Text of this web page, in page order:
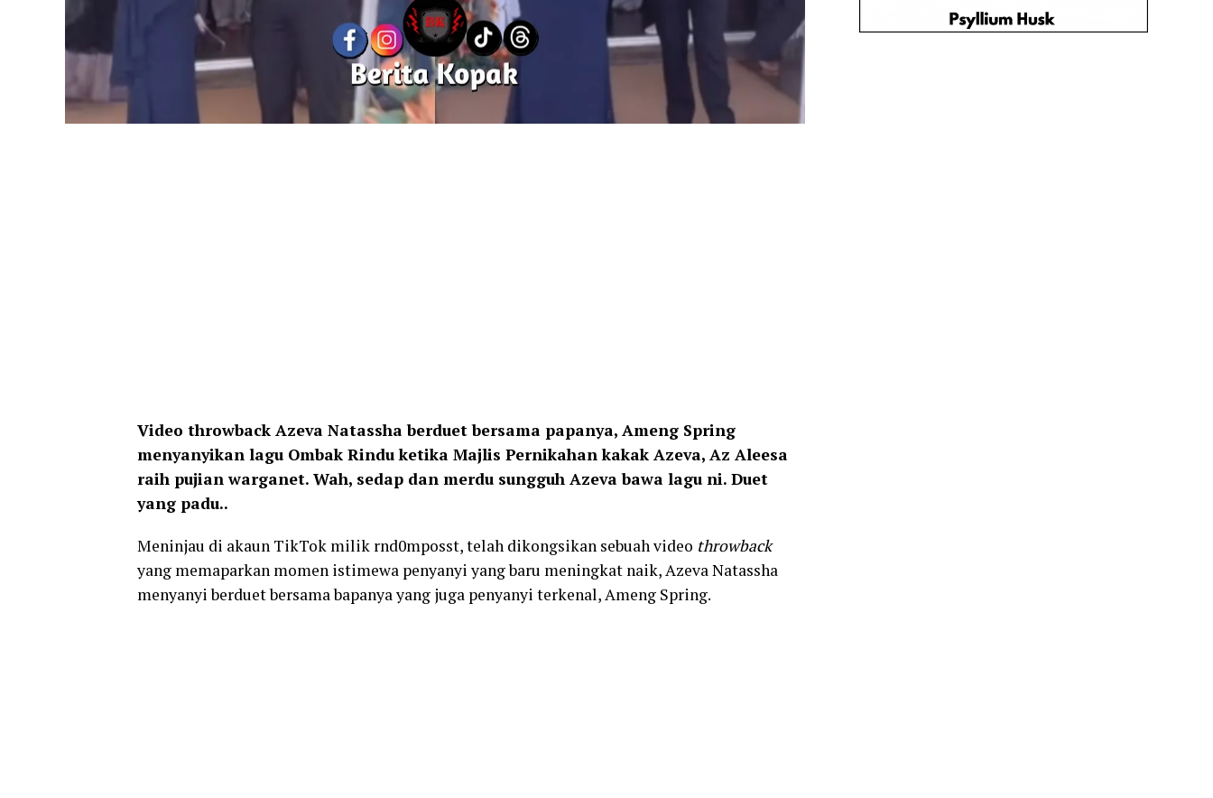
Video throwback Azeva Natassha berduet bersama papanya, Ameng Spring
menyanyikan lagu Ombak Rindu ketika Majlis Pernikahan kakak Azeva, Az Aleesa
raih pujian warganet. Wah, sedap dan merdu sungguh Azeva bawa lagu ni. Duet
yang padu..
Meninjau di akaun TikTok milik rnd0mposst, telah dikongsikan sebuah video throwback
yang memaparkan momen istimewa penyanyi yang baru meningkat naik, Azeva Natassha
menyanyi berduet bersama bapanya yang juga penyanyi terkenal, Ameng Spring.